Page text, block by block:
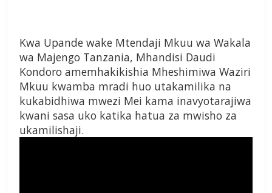
Kwa Upande wake Mtendaji Mkuu wa Wakala
wa Majengo Tanzania, Mhandisi Daudi
Kondoro amemhakikishia Mheshimiwa Waziri
Mkuu kwamba mradi huo utakamilika na
kukabidhiwa mwezi Mei kama inavyotarajiwa
kwani sasa uko katika hatua za mwisho za
ukamilishaji.